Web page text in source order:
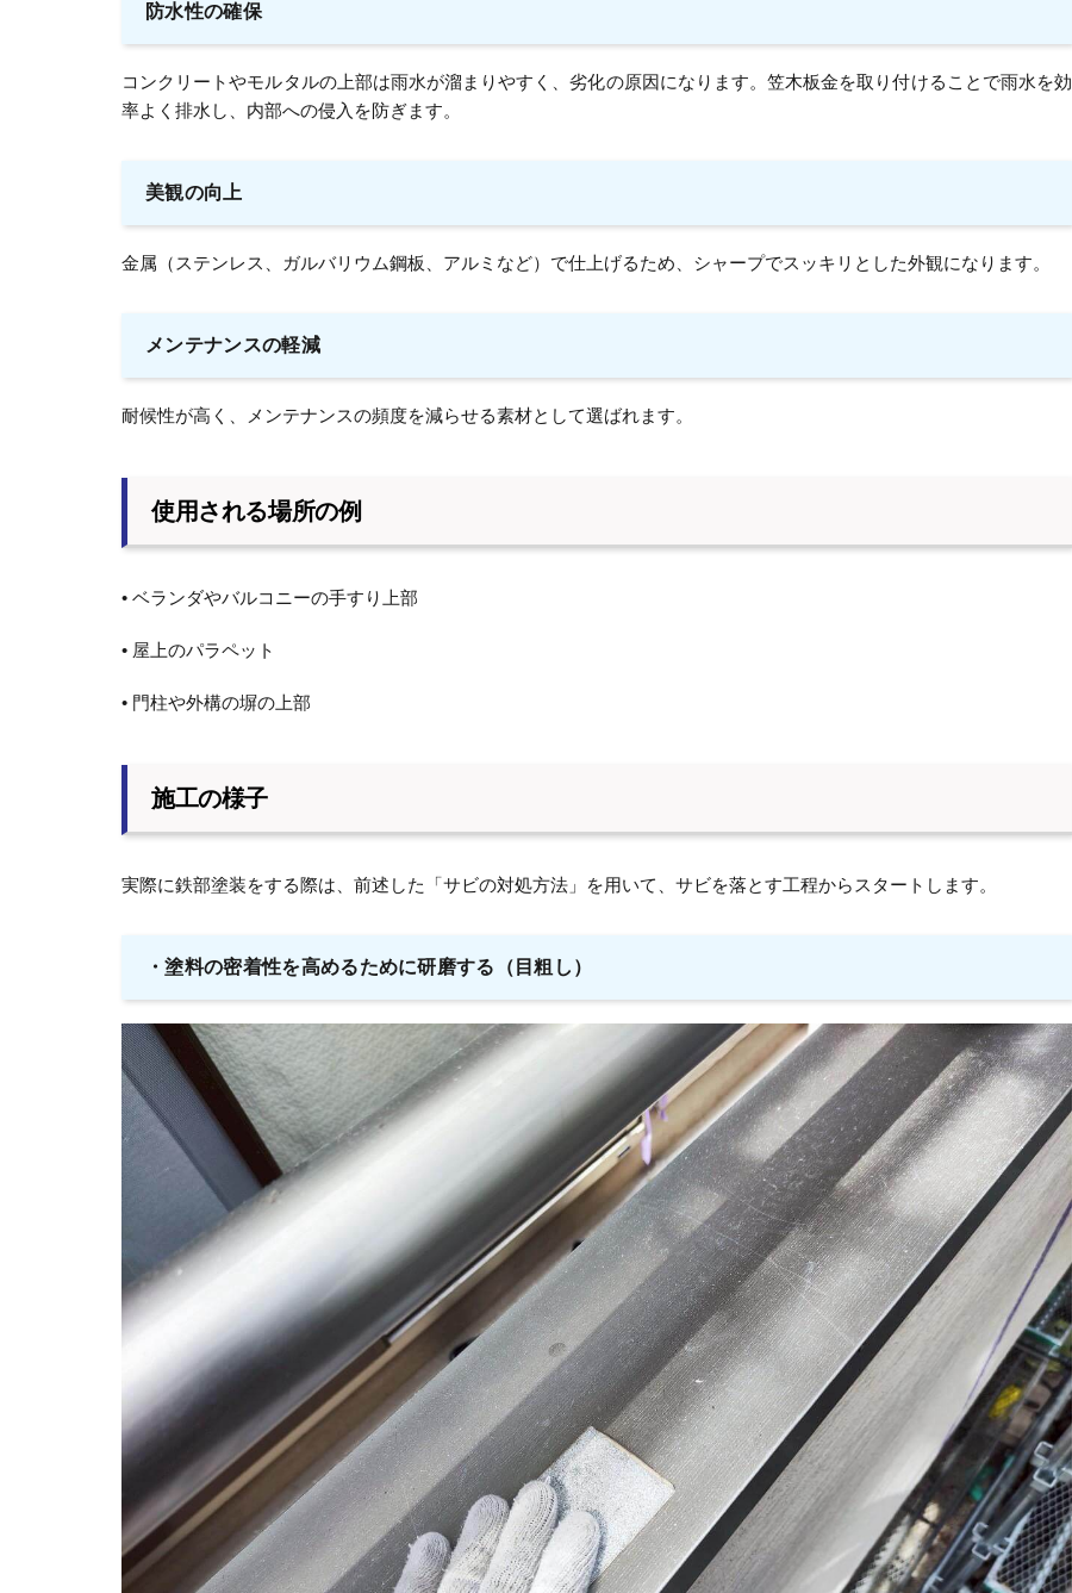
防水性の確保
コンクリートやモルタルの上部は雨水が溜まりやすく、劣化の原因になります。笠木板金を取り付けることで雨水を効
率よく排水し、内部への侵入を防ぎます。
美観の向上
金属（ステンレス、ガルバリウム鋼板、アルミなど）で仕上げるため、シャープでスッキリとした外観になります。
メンテナンスの軽減
耐候性が高く、メンテナンスの頻度を減らせる素材として選ばれます。
使用される場所の例
• ベランダやバルコニーの手すり上部
• 屋上のパラペット
• 門柱や外構の塀の上部
施工の様子
実際に鉄部塗装をする際は、前述した「サビの対処方法」を用いて、サビを落とす工程からスタートします。
・塗料の密着性を高めるために研磨する（目粗し）